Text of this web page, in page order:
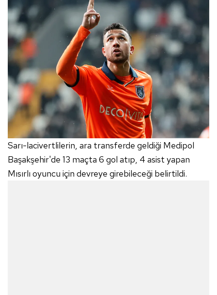
Sarı-lacivertlilerin, ara transferde geldiği Medipol
Başakşehir'de 13 maçta 6 gol atıp, 4 asist yapan
Mısırlı oyuncu için devreye girebileceği belirtildi.